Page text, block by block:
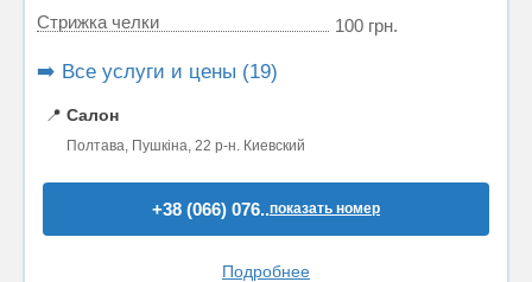
Стрижка челки 100 грн.
➡️ Все услуги и цены (19)
📍 Салон
Полтава, Пушкіна, 22 р-н. Киевский
+38 (066) 076..показать номер
Подробнее